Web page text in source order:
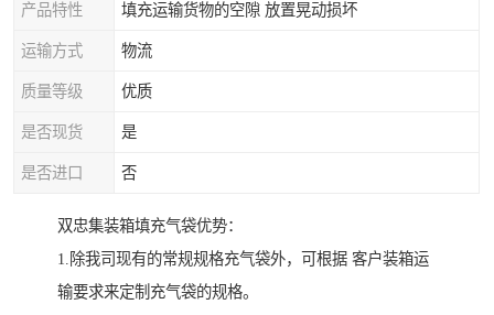
产品特性 填充运输货物的空隙 放置晃动损坏
运输方式 物流
质量等级 优质
是否现货 是
是否进口 否
双忠集装箱填充气袋优势：
1.除我司现有的常规规格充气袋外，可根据 客户装箱运
输要求来定制充气袋的规格。